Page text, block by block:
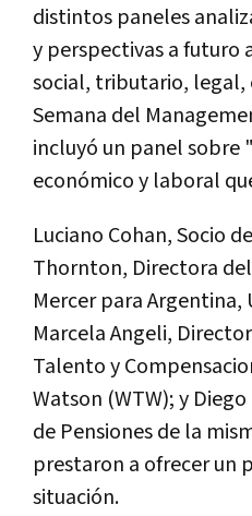
distintos paneles
y perspectivas a futuro
social, tributario, legal,
Semana del
incluyó un panel sobre
económico y laboral
Luciano Cohan, Socio
Thornton, Directora
Mercer para Argentina,
Marcela Angeli,
Talento y
Watson (WTW); y
de Pensiones de la
prestaron a ofrecer un
situación.